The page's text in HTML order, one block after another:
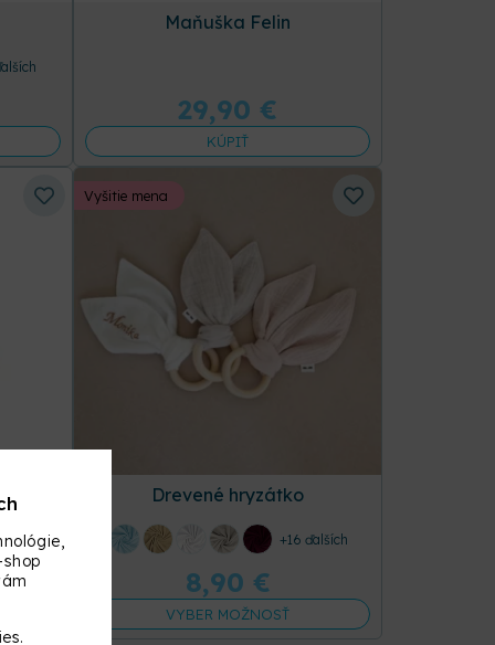
Maňuška Felin
29,90 €
KÚPIŤ
Drevené hryzátko
+16 ďalších
8,90 €
VYBER MOŽNOSŤ
Vyšitie mena